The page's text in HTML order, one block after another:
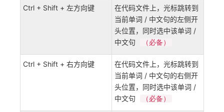
Ctrl + Shift + 左方向键
在代码文件上，光标跳转到
当前单词 / 中文句的左侧开
头位置，同时选中该单词 /
中文句
（必备）
Ctrl + Shift + 右方向键
在代码文件上，光标跳转到
当前单词 / 中文句的右侧开
头位置，同时选中该单词 /
中文句
（必备）